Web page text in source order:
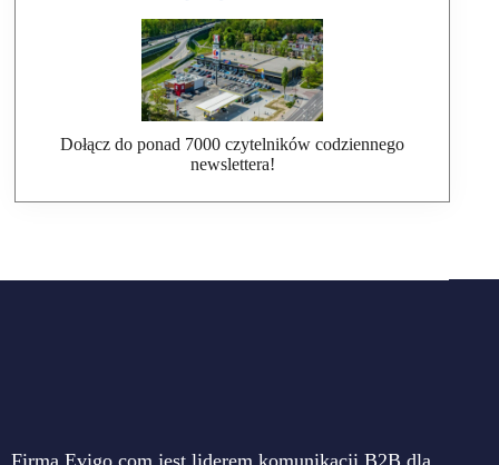
Dołącz do ponad 7000 czytelników codziennego
newslettera!